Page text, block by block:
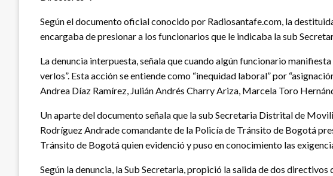
Según el documento oficial conocido por Radiosantafe.com, la
encargaba de presionar a los funcionarios que le indicaba la sub
La denuncia interpuesta, señala que cuando algún funcionario
verlos”. Esta acción se entiende como “inequidad laboral” por
Andrea Díaz Ramírez, Julián Andrés Charry Ariza, Marcela Toro
Un aparte del documento señala que la sub Secretaria Distrital de
Rodríguez Andrade comandante de la Policía de Tránsito de Bogotá
Tránsito de Bogotá quien evidenció y puso en conocimiento las
Según la denuncia, la Sub Secretaria, propició la salida de dos